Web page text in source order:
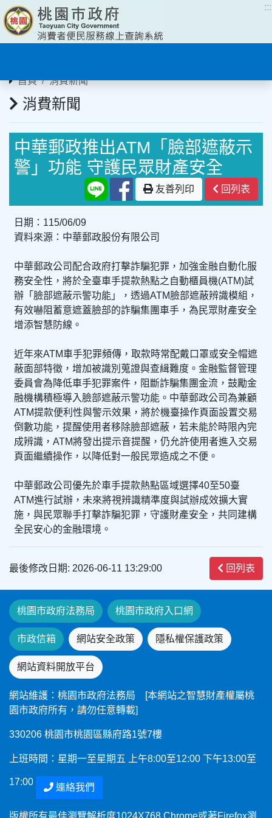
:::
首頁 消費新聞
消費新聞
中華郵政推出ATM「臉部遮蔽示
警」功能 守護民眾財產安全
友善列印 回列表
日期：115/06/09
資料來源：中華郵政股份有限公司
中華郵政公司配合政府打擊詐騙犯罪，加強金融自動化服
務安全性，將於全臺車手提款熱點之自動櫃員機(ATM)試
辦「臉部遮蔽示警功能」，透過ATM臉部遮蔽辨識模組，
有效嚇阻蓄意遮蓋臉部的詐騙集團車手，為民眾財產安全
增添智慧防線。
近年來ATM車手犯罪頻傳，取款時常配戴口罩或安全帽遮
蔽面部特徵，增加被識別蒐證與查緝難度。金融監督管理
委員會為降低車手犯罪案件，阻斷詐騙集團金流，鼓勵金
融機構積極導入臉部遮蔽示警功能。中華郵政公司為兼顧
ATM提款便利性與警示效果，將於機臺操作頁面設置交易
倒數功能，提醒使用者移除臉部遮蔽，若未能於時限內完
成辨識，ATM將發出提示音提醒，仍允許使用者進入交易
頁面繼續操作，以降低對一般民眾造成之不便。
中華郵政公司優先於車手提款熱點區域選擇40至50臺
ATM進行試辦，未來將視辨識精準度與試辦成效擴大實
施，與民眾聯手打擊詐騙犯罪，守護財產安全，共同建構
全民安心的金融環境。
最後修改日期: 2026-06-11 13:29:00 回列表
桃園市政府法務局 桃園市政府入口網
市政信箱 網站安全政策 隱私權保護政策
網站資料開放平台
網站維護：桃園市政府法務局 [本網站之智慧財產權屬桃
園市政府所有，請勿任意轉載]
330206 桃園市桃園區縣府路1號7樓
上班時間：星期一至星期五 上午8:00至12:00 下午13:00至
17:00
連絡我們
版權所有最佳瀏覽解析度1024X768 Chrome或著Firefox瀏